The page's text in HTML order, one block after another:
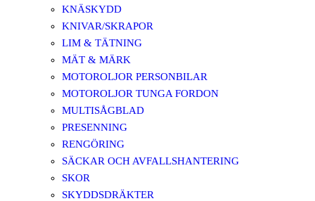
KNÄSKYDD
KNIVAR/SKRAPOR
LIM & TÄTNING
MÄT & MÄRK
MOTOROLJOR PERSONBILAR
MOTOROLJOR TUNGA FORDON
MULTISÅGBLAD
PRESENNING
RENGÖRING
SÄCKAR OCH AVFALLSHANTERING
SKOR
SKYDDSDRÄKTER